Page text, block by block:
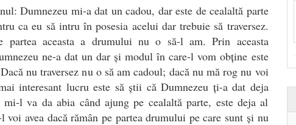
Dumnezeu mi-a dat un cadou, dar este de cealaltă parte
ca eu să intru în posesia acelui dar trebuie să traversez.
partea aceasta a drumului nu o să-l am. Prin aceasta
ne-a dat un dar și modul în care-l vom obține este
nu traversez nu o să am cadoul; dacă nu mă rog nu voi
interesant lucru este să știi că Dumnezeu ți-a dat deja
l va da abia când ajung pe cealaltă parte, este deja al
voi avea dacă rămân pe partea drumului pe care sunt și nu